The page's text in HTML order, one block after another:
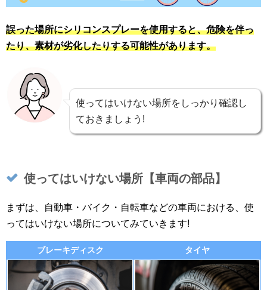
誤った場所にシリコンスプレーを使用すると、危険を伴っ
たり、素材が劣化したりする可能性があります。
使ってはいけない場所をしっかり確認し
ておきましょう!
使ってはいけない場所【車両の部品】
まずは、自動車・バイク・自転車などの車両における、使
ってはいけない場所についてみていきます!
ブレーキディスク タイヤ